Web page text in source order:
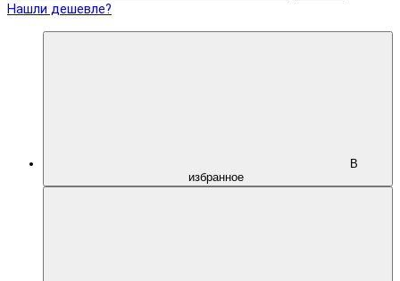
Нашли дешевле?
В
избранное